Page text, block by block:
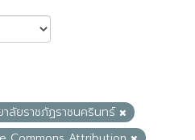
าลัยราชภัฏราชนครินทร์